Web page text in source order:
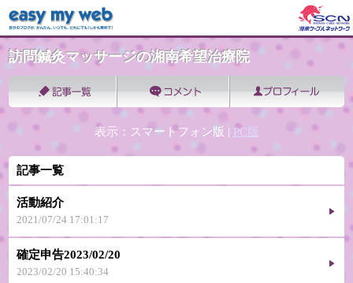
訪問鍼灸マッサージの湘南希望治療院
表示：スマートフォン版 | PC版
記事一覧
活動紹介
2021/07/24 17:01:17
確定申告2023/02/20
2023/02/20 15:40:34